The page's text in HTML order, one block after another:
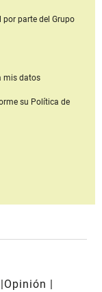
por parte del Grupo
mis datos
su Política de
Opinión